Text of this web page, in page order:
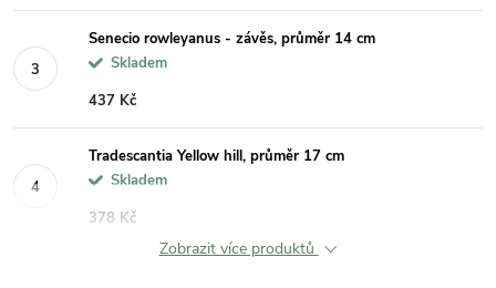
Senecio rowleyanus - závěs, průměr 14 cm
Skladem
437 Kč
Tradescantia Yellow hill, průměr 17 cm
Skladem
378 Kč
Zobrazit více produktů